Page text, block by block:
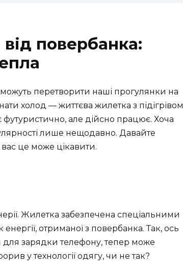
повербанка:
перетворити наші прогулянки на
холод — життєва жилетка з підігрівом
але дійсно працює. Хоча
лише нещодавно. Давайте
це може цікавити.
Жилетка забезпечена спеціальними
отриманої з повербанка. Так, ось
зарядки телефону, тепер може
у технології одягу, чи не так?